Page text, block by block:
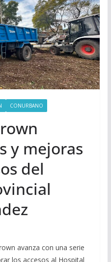
CONURBANO
y mejoras
del
avanza con una serie
los accesos al Hospital